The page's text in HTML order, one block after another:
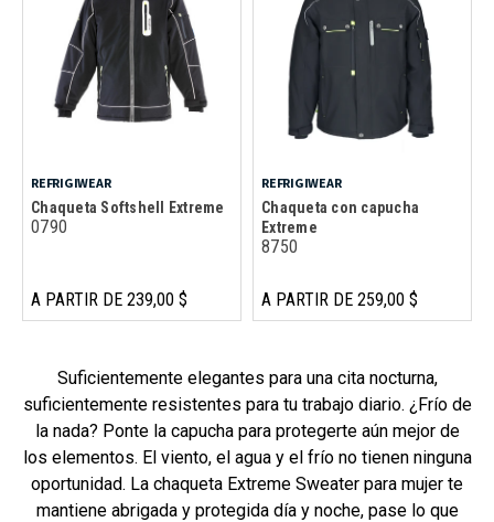
REFRIGIWEAR
Chaqueta Softshell Extreme
0790
A PARTIR DE 239,00 $
REFRIGIWEAR
Chaqueta con capucha
Extreme
8750
A PARTIR DE 259,00 $
Suficientemente elegantes para una cita nocturna,
suficientemente resistentes para tu trabajo diario. ¿Frío de
la nada? Ponte la capucha para protegerte aún mejor de
los elementos. El viento, el agua y el frío no tienen ninguna
oportunidad. La chaqueta Extreme Sweater para mujer te
mantiene abrigada y protegida día y noche, pase lo que